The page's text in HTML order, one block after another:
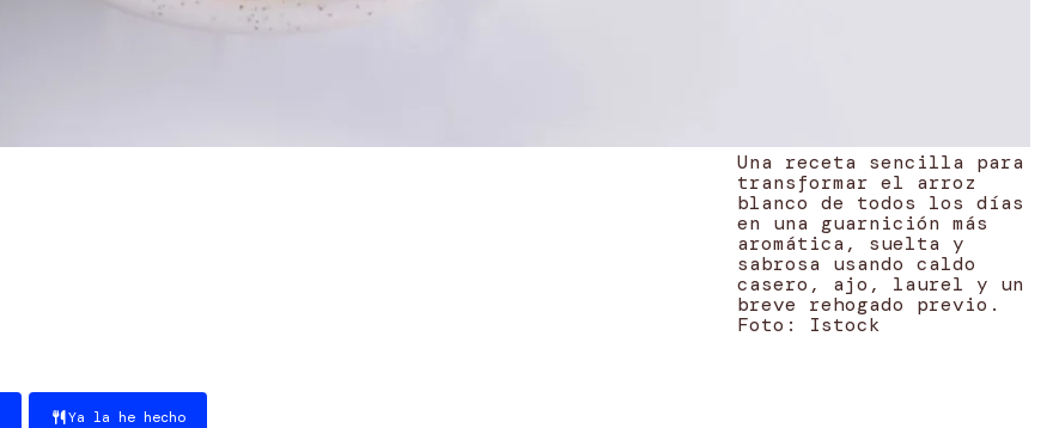
Una receta sencilla para
transformar el arroz
blanco de todos los días
en una guarnición más
aromática, suelta y
sabrosa usando caldo
casero, ajo, laurel y un
breve rehogado previo.
Foto: Istock
Ya la he hecho